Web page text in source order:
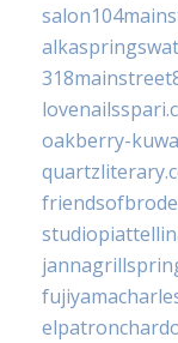
oakberry-